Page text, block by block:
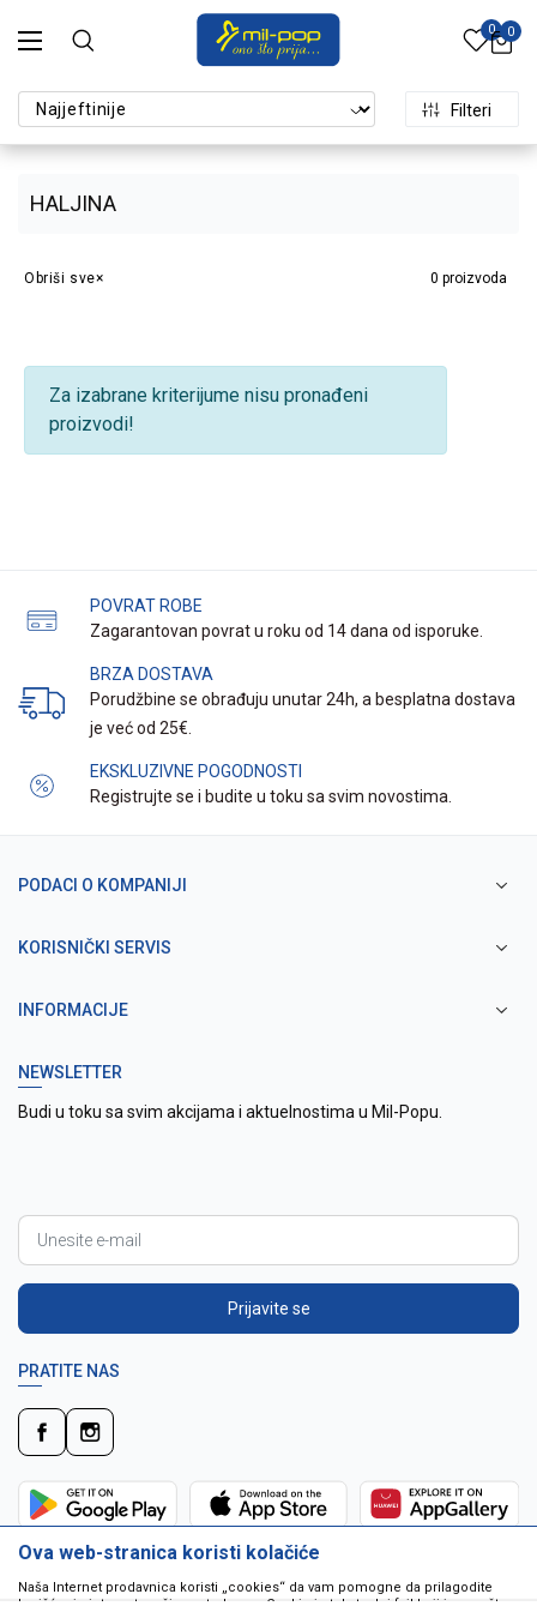
0 0
HALJINA
Filteri
0 proizvoda
Obriši sve
Za izabrane kriterijume nisu pronađeni
proizvodi!
POVRAT ROBE
Zagarantovan povrat u roku od 14 dana od isporuke.
BRZA DOSTAVA
Porudžbine se obrađuju unutar 24h, a besplatna dostava
je već od 25€.
EKSKLUZIVNE POGODNOSTI
Registrujte se i budite u toku sa svim novostima.
PODACI O KOMPANIJI
KORISNIČKI SERVIS
INFORMACIJE
NEWSLETTER
Budi u toku sa svim akcijama i aktuelnostima u Mil-Popu.
Prijavite se
PRATITE NAS
Ova web-stranica koristi kolačiće
Naša Internet prodavnica koristi „cookies“ da vam pomogne da prilagodite
korišćenje interneta vašim potrebama. Cookie je tekstualni fajl koji je smešten